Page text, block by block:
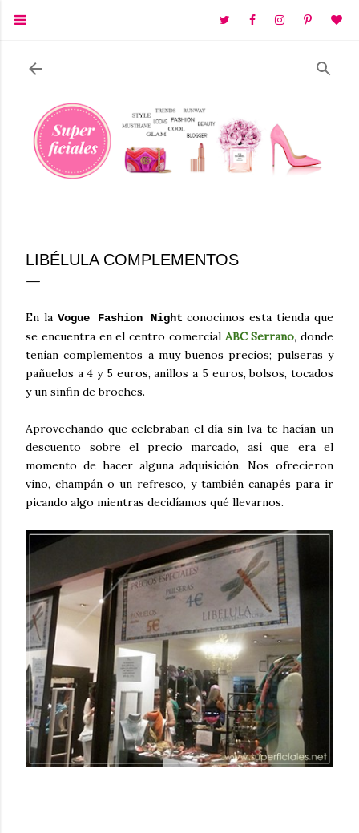
Ir al contenido principal
LIBÉLULA COMPLEMENTOS
En la Vogue Fashion Night conocimos esta tienda que
se encuentra en el centro comercial ABC Serrano, donde
tenían complementos a muy buenos precios; pulseras y
pañuelos a 4 y 5 euros, anillos a 5 euros, bolsos, tocados
y un sinfin de broches.
Aprovechando que celebraban el día sin Iva te hacían un
descuento sobre el precio marcado, así que era el
momento de hacer alguna adquisición. Nos ofrecieron
vino, champán o un refresco, y también canapés para ir
picando algo mientras decidíamos qué llevarnos.